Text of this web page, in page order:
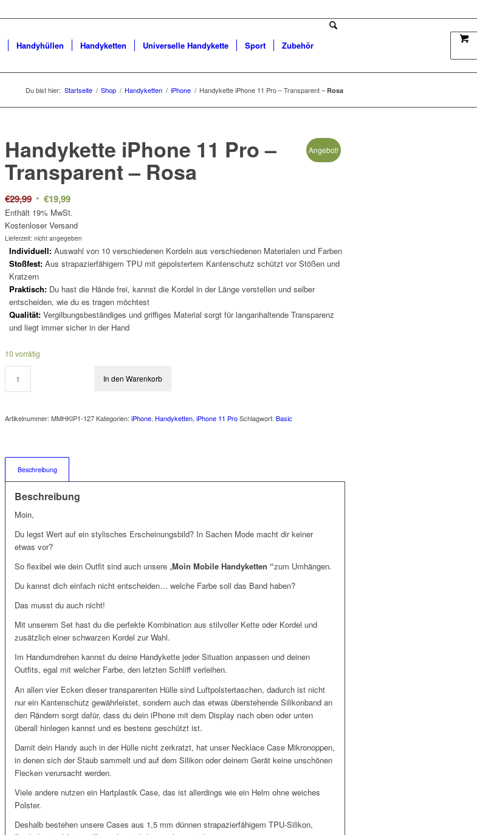
Handyhüllen Handyketten Universelle Handykette Sport Zubehör
Du bist hier: Startseite / Shop / Handyketten / iPhone / Handykette iPhone 11 Pro – Transparent – Rosa
Angebot!
Handykette iPhone 11 Pro –
Transparent – Rosa
€29,99 Ursprünglicher
Preis
war:
€29,99
€19,99Aktueller
Preis
ist:
€19,99.
Enthält 19% MwSt.
Kostenloser Versand
Lieferzeit: nicht angegeben
Individuell: Auswahl von 10 verschiedenen Kordeln aus verschiedenen Materialen und Farben
Stoßfest: Aus strapazierfähigem TPU mit gepolstertem Kantenschutz schützt vor Stößen und
Kratzern
Praktisch: Du hast die Hände frei, kannst die Kordel in der Länge verstellen und selber
entscheiden, wie du es tragen möchtest
Qualität: Vergilbungsbeständiges und griffiges Material sorgt für langanhaltende Transparenz
und liegt immer sicher in der Hand
10 vorrätig
In den Warenkorb
Artikelnummer:MMHKIP1-127 Kategorien:iPhone, Handyketten,iPhone 11 Pro Schlagwort:Basic
Beschreibung
Beschreibung
Moin,
Du legst Wert auf ein stylisches Erscheinungsbild? In Sachen Mode macht dir keiner
etwas vor?
So flexibel wie dein Outfit sind auch unsere „Moin Mobile Handyketten “zum Umhängen.
Du kannst dich einfach nicht entscheiden… welche Farbe soll das Band haben?
Das musst du auch nicht!
Mit unserem Set hast du die perfekte Kombination aus stilvoller Kette oder Kordel und
zusätzlich einer schwarzen Kordel zur Wahl.
Im Handumdrehen kannst du deine Handykette jeder Situation anpassen und deinen
Outfits, egal mit welcher Farbe, den letzten Schliff verleihen.
An allen vier Ecken dieser transparenten Hülle sind Luftpolstertaschen, dadurch ist nicht
nur ein Kantenschutz gewährleistet, sondern auch das etwas überstehende Silikonband an
den Rändern sorgt dafür, dass du dein iPhone mit dem Display nach oben oder unten
überall hinlegen kannst und es bestens geschützt ist.
Damit dein Handy auch in der Hülle nicht zerkratzt, hat unser Necklace Case Mikronoppen,
in denen sich der Staub sammelt und auf dem Silikon oder deinem Gerät keine unschönen
Flecken verursacht werden.
Viele andere nutzen ein Hartplastik Case, das ist allerdings wie ein Helm ohne weiches
Polster.
Deshalb bestehen unsere Cases aus 1,5 mm dünnen strapazierfähigem TPU-Silikon,